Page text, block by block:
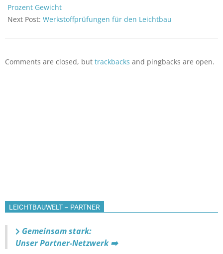
die K-Zeitung berichtete.
Für die Herstellung
Kunststoffe (FVK)
komplexe und
kostenintensive
18
Prozent Gewicht
Next Post: Werkstoffprüfungen für den Leichtbau
Comments are closed, but trackbacks and pingbacks are open.
LEICHTBAUWELT – PARTNER
Gemeinsam stark:
Unser Partner-Netzwerk ➡️